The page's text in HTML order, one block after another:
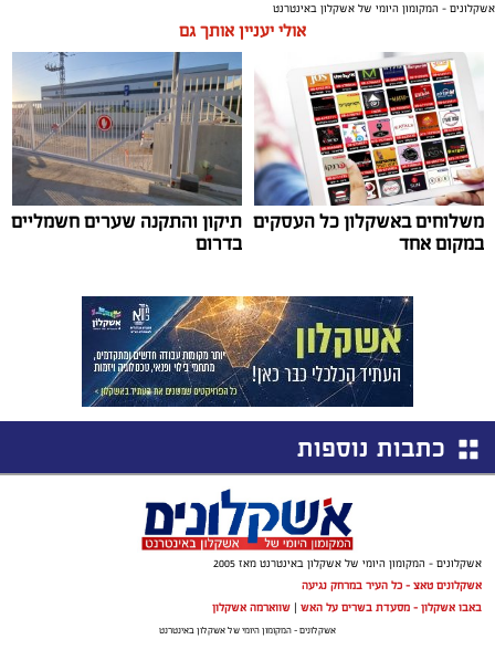
אשקלונים - המקומון היומי של אשקלון באינטרנט
אולי יעניין אותך גם
משלוחים באשקלון כל העסקים
במקום אחד
תיקון והתקנה שערים חשמליים
בדרום
כתבות נוספות
אשקלונים - המקומון היומי של אשקלון באינטרנט מאז 2005
אשקלונים טאצ - כל העיר במרחק נגיעה
באבו אשקלון - מסעדת בשרים על האש | שווארמה אשקלון
אשקלונים - המקומון היומי של אשקלון באינטרנט